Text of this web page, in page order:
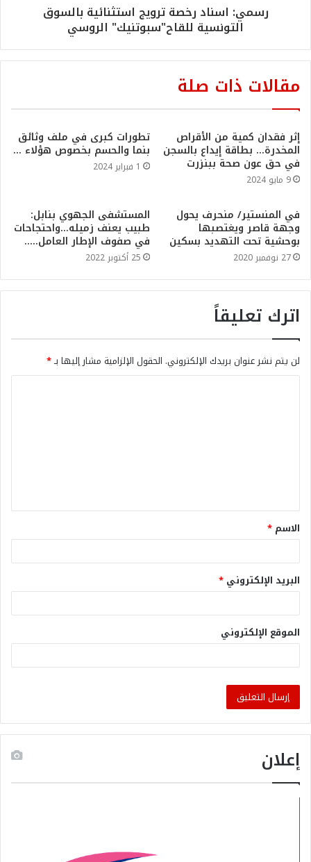
رسمي: اسناد رخصة ترويج استثنائية بالسوق
التونسية للقاح"سبوتنيك" الروسي
مقالات ذات صلة
إثر فقدان كمية من الأقراص
المخدرة… بطاقة إيداع بالسجن
في حق عون صحة ببنزرت
9 مايو 2024
تطورات كبرى في ملف وثائق
بنما والحسم بخصوص هؤلاء …
1 فبراير 2024
في المنستير/ منحرف يحول
وجهة قاصر ويغتصبها
بوحشية تحت التهديد بسكين
27 نوفمبر 2020
المستشفى الجهوي بنابل:
طبيب يعنف زميله…واحتجاحات
في صفوف الإطار العامل…..
25 أكتوبر 2022
اترك تعليقاً
لن يتم نشر عنوان بريدك الإلكتروني. الحقول الإلزامية مشار إليها بـ*
الاسم *
البريد الإلكتروني *
الموقع الإلكتروني
إعلان